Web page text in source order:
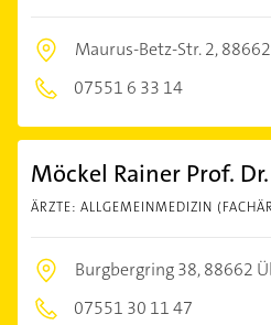
Maurus-Betz-Str. 2,
07551 6 33 14
Möckel Rainer Prof. Dr.
ÄRZTE: ALLGEMEINMEDIZIN
Burgbergring 38,88662
07551 30 11 47